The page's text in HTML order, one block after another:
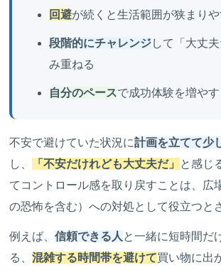
回避が続くと生活範囲が狭まり
段階的にチャレンジして「大丈
み重ねる
自分のペースで成功体験を増や
不安で避けていた状況に計画を立てて少
し、
「不安だけれども大丈夫だ」
と感じ
てコントロール感を取り戻すことは、広
の恐怖を含む）への対処として役立つと
例えば、信頼できる人 と一緒に短時間だ
る、混雑する時間帯を避けて買い物に出